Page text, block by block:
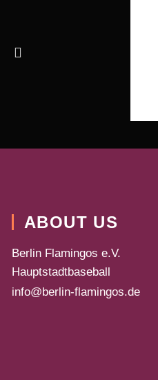
ABOUT US
Berlin Flamingos e.V.
Hauptstadtbaseball
info@berlin-flamingos.de